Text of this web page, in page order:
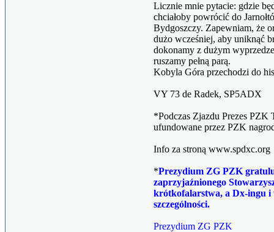
Licznie mnie pytacie: gdzie
chciałoby powrócić do
Bydgoszczy. Zapewniam, że
dużo wcześniej, aby uniknąć
dokonamy z dużym
ruszamy pełną parą.
Kobyla Góra przechodzi do
VY 73 de Radek, SP5ADX
*Podczas Zjazdu Prezes
ufundowane przez PZK
Info za stroną www.spdxc.org
*Prezydium ZG PZK
zaprzyjaźnionego
krótkofalarstwa, a Dx-ingu i
szczególności.
Prezydium ZG PZK